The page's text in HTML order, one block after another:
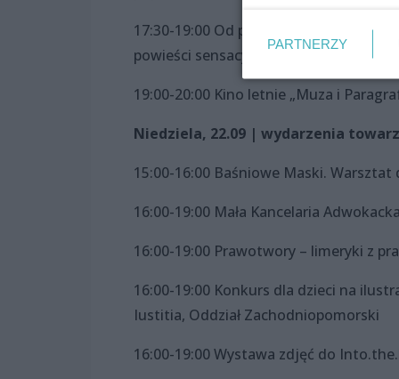
17:30-19:00 Od prokuratora po
powieści sensacyjnych – spotkanie z
19:00-20:00 Kino letnie „Muza i
Niedziela, 22.09 | wydarzenia
15:00-16:00 Baśniowe Maski.
16:00-19:00 Mała Kancelaria
16:00-19:00 Prawotwory – limeryki z
16:00-19:00 Konkurs dla dzieci na
Iustitia, Oddział Zachodniopomorski
16:00-19:00 Wystawa zdjęć do
PARTNERZY